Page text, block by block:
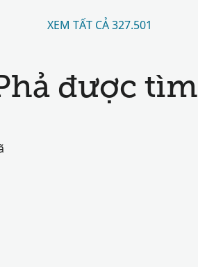
XEM TẤT CẢ 327.501
được tìm